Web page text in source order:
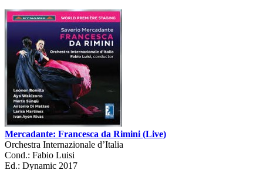
Mercadante: Francesca da Rimini (Live)
Orchestra Internazionale d’Italia
Cond.: Fabio Luisi
Ed.: Dynamic 2017